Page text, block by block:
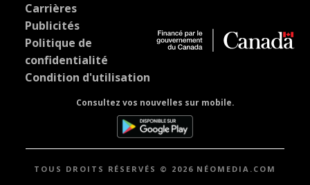
Carrières
Publicités
Politique de
confidentialité
Condition d'utilisation
Consultez vos nouvelles sur mobile.
TOUS DROITS RÉSERVÉS © 2026 NÉOMEDIA.COM